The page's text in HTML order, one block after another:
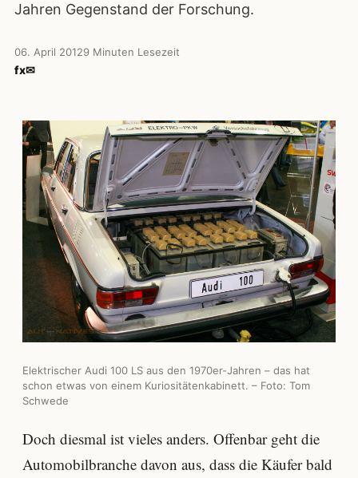
Jahren Gegenstand der Forschung.
06. April 20129 Minuten Lesezeit
fx✉
Elektrischer Audi 100 LS aus den 1970er-Jahren – das hat
schon etwas von einem Kuriositätenkabinett. – Foto: Tom
Schwede
Doch diesmal ist vieles anders. Offenbar geht die
Automobilbranche davon aus, dass die Käufer bald